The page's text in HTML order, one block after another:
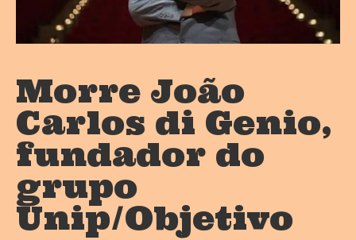
Morre João
Carlos di Genio,
fundador do
grupo
Unip/Objetivo